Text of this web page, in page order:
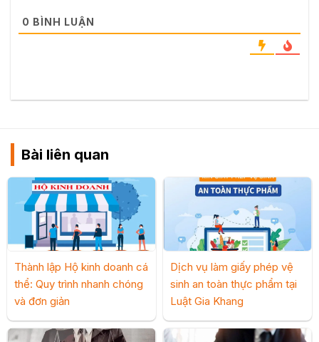
0 BÌNH LUẬN
Bài liên quan
Thành lập Hộ kinh doanh cá
thể: Quy trình nhanh chóng
và đơn giản
Dịch vụ làm giấy phép vệ
sinh an toàn thực phẩm tại
Luật Gia Khang